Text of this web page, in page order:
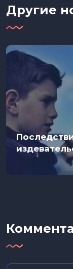
Другие